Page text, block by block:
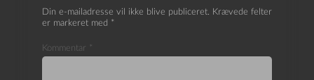
Din e-mailadresse vil ikke blive publiceret. Krævede felter
er markeret med *
Kommentar *